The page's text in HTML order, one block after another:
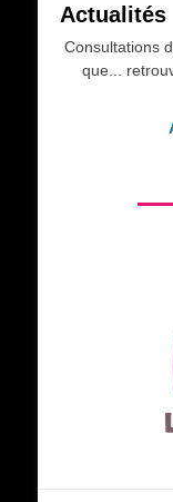
Actualités
Consultations
que...